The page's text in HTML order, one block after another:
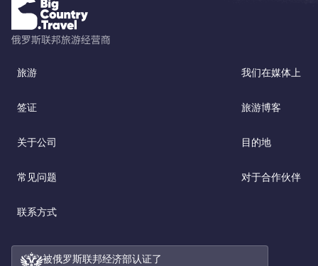
旅游 我们在媒体上
签证 旅游博客
关于公司 目的地
常见问题 对于合作伙伴
联系方式
被俄罗斯联邦经济部认证了